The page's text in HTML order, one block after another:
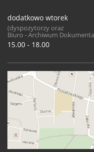
dodatkowo wtorek
(dyspozytorzy oraz
Biuro - Archiwum
15.00 - 18.00